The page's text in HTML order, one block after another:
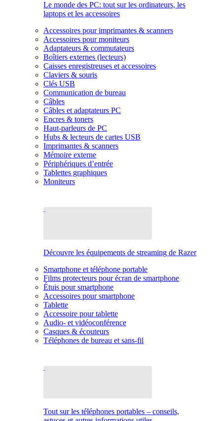
Le monde des PC: tout sur les ordinateurs, les
laptops et les accessoires
Accessoires pour imprimantes & scanners
Accessoires pour moniteurs
Adaptateurs & commutateurs
Boîtiers externes (lecteurs)
Caisses enregistreuses et accessoires
Claviers & souris
Clés USB
Communication de bureau
Câbles
Câbles et adaptateurs PC
Encres & toners
Haut-parleurs de PC
Hubs & lecteurs de cartes USB
Imprimantes & scanners
Mémoire externe
Périphériques d’entrée
Tablettes graphiques
Moniteurs
Découvre les équipements de streaming de Razer
Smartphone et téléphone portable
Films protecteurs pour écran de smartphone
Étuis pour smartphone
Accessoires pour smartphone
Tablette
Accessoire pour tablette
Audio- et vidéoconférence
Casques & écouteurs
Téléphones de bureau et sans-fil
Tout sur les téléphones portables – conseils,